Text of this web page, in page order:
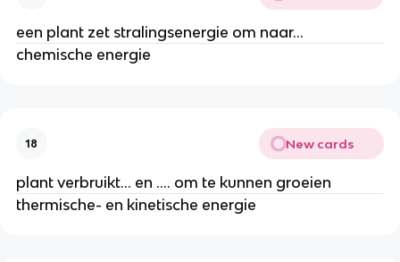
een plant zet stralingsenergie om naar...
chemische energie
18 New cards
plant verbruikt... en .... om te kunnen groeien
thermische- en kinetische energie